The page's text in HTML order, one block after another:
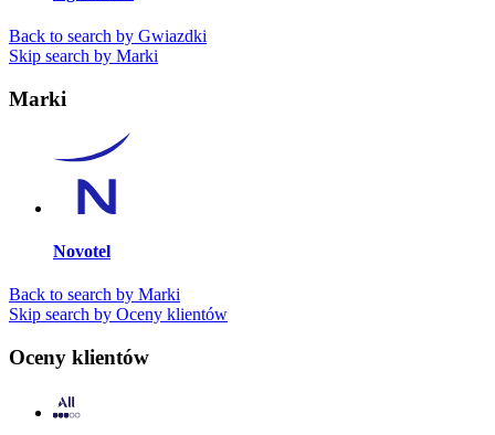
Back to search by Gwiazdki
Skip search by Marki
Marki
Novotel
Back to search by Marki
Skip search by Oceny klientów
Oceny klientów